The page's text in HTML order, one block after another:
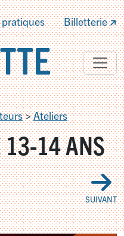
Billetterie
>Ateliers
13-14 ANS
SUIVANT